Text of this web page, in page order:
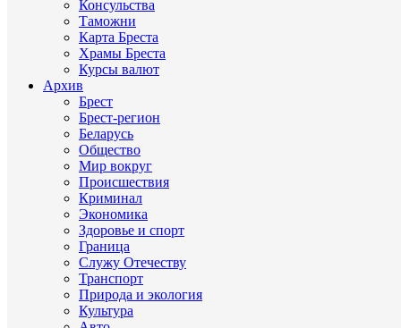
Консульства
Таможни
Карта Бреста
Храмы Бреста
Курсы валют
Архив
Брест
Брест-регион
Беларусь
Общество
Мир вокруг
Происшествия
Криминал
Экономика
Здоровье и спорт
Граница
Служу Отечеству
Транспорт
Природа и экология
Культура